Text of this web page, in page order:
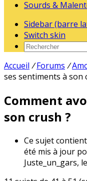
Sourds &
Sidebar (barre
Switch skin
Accueil / Forums /
ses sentiments à son
Comment
son crush ?
Ce sujet
été mis à jour
Juste_un_gars, le